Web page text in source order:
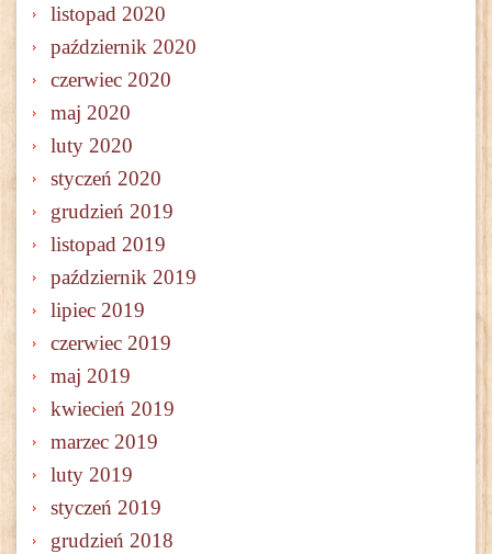
listopad 2020
październik 2020
czerwiec 2020
maj 2020
luty 2020
styczeń 2020
grudzień 2019
listopad 2019
październik 2019
lipiec 2019
czerwiec 2019
maj 2019
kwiecień 2019
marzec 2019
luty 2019
styczeń 2019
grudzień 2018